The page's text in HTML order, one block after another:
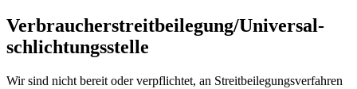
Verbraucher­streit­beilegung/Universal­
schlichtungs­stelle
Wir sind nicht bereit oder verpflichtet, an Streitbeilegungsverfahren